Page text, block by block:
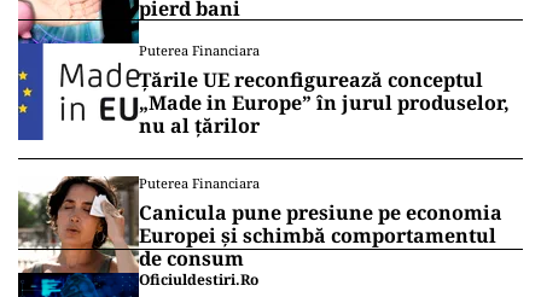
pierd bani
Puterea Financiara
Țările UE reconfigurează conceptul
„Made in Europe” în jurul produselor,
nu al țărilor
Puterea Financiara
Canicula pune presiune pe economia
Europei și schimbă comportamentul
de consum
Oficiuldestiri.ro